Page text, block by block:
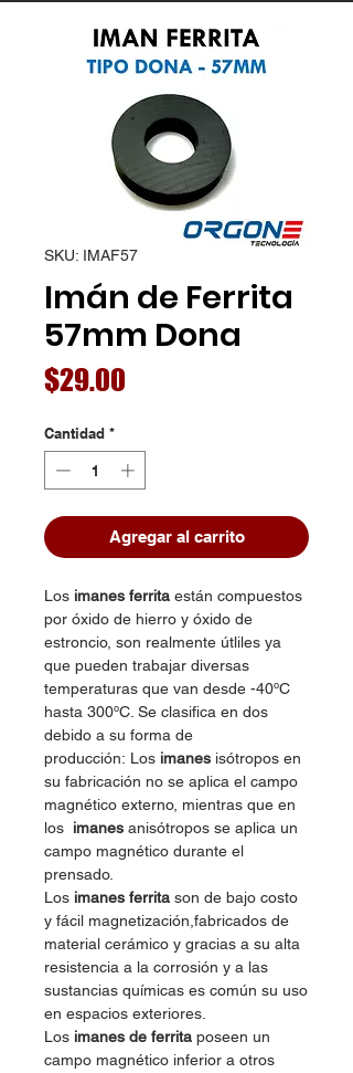
SKU: IMAF57
Imán de Ferrita
57mm Dona
$29.00
Cantidad *
Agregar al carrito
Los imanes ferrita están compuestos
por óxido de hierro y óxido de
estroncio, son realmente útliles ya
que pueden trabajar diversas
temperaturas que van desde -40ºC
hasta 300ºC. Se clasifica en dos
debido a su forma de
producción: Los imanes isótropos en
su fabricación no se aplica el campo
magnético externo, mientras que en
los imanes anisótropos se aplica un
campo magnético durante el
prensado.
Los imanes ferrita son de bajo costo
y fácil magnetización,fabricados de
material cerámico y gracias a su alta
resistencia a la corrosión y a las
sustancias químicas es común su uso
en espacios exteriores.
Los imanes de ferrita poseen un
campo magnético inferior a otros